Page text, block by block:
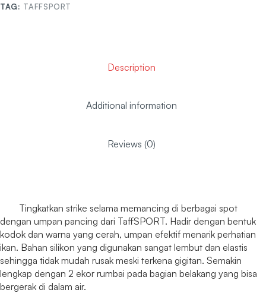
TAG: TAFFSPORT
Description
Additional information
Reviews (0)
Tingkatkan strike selama memancing di berbagai spot
dengan umpan pancing dari TaffSPORT. Hadir dengan bentuk
kodok dan warna yang cerah, umpan efektif menarik perhatian
ikan. Bahan silikon yang digunakan sangat lembut dan elastis
sehingga tidak mudah rusak meski terkena gigitan. Semakin
lengkap dengan 2 ekor rumbai pada bagian belakang yang bisa
bergerak di dalam air.